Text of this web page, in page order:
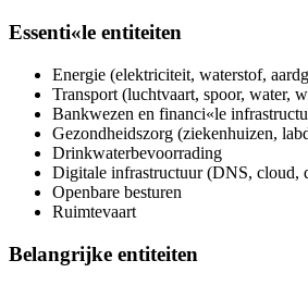
Essenti«le entiteiten
Energie (elektriciteit, waterstof,
Transport (luchtvaart, spoor, water,
Bankwezen en financi«le
Gezondheidszorg (ziekenhuizen,
Drinkwaterbevoorrading
Digitale infrastructuur (DNS, cloud,
Openbare besturen
Ruimtevaart
Belangrijke entiteiten